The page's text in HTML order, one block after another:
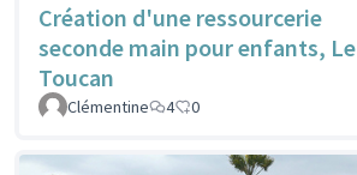
Création d'une ressourcerie
seconde main pour enfants, Le
Toucan
Clémentine 4 0